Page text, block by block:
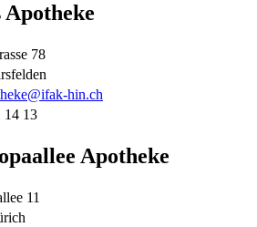
78
hin.ch
14 13
Apotheke
11